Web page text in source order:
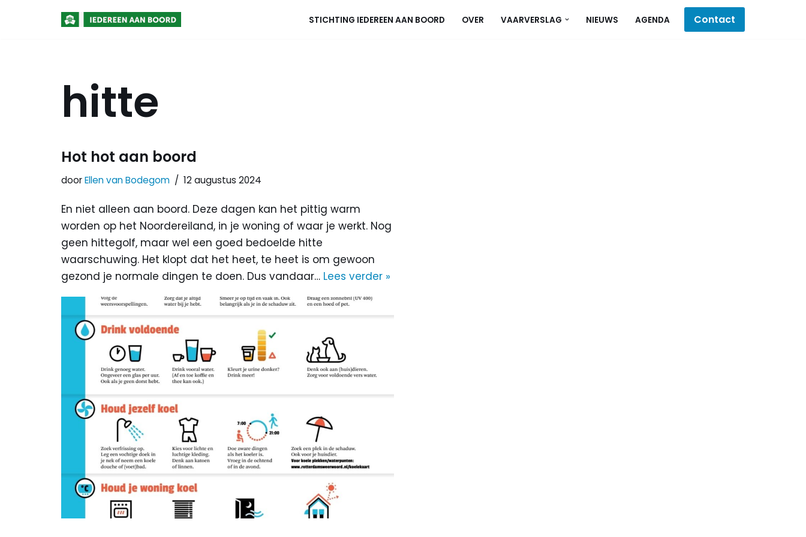
STICHTING IEDEREEN AAN BOORD OVER VAARVERSLAG NIEUWS AGENDA Contact
hitte
Hot hot aan boord
doorEllen van Bodegom 12 augustus 2024
En niet alleen aan boord. Deze dagen kan het pittig warm
worden op het Noordereiland, in je woning of waar je werkt. Nog
geen hittegolf, maar wel een goed bedoelde hitte
waarschuwing. Het klopt dat het heet, te heet is om gewoon
gezond je normale dingen te doen. Dus vandaar… Lees verder »